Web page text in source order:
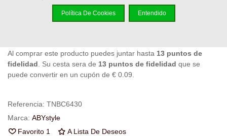
Añadir Al Carrito
Al comprar este producto puedes juntar hasta 13 puntos de
fidelidad . Su cesta sera de 13 puntos de fidelidad que se
puede convertir en un cupón de € 0.09
Referencia: TNBC6430
Marca: ABYstyle
Favorito 1 A Lista De Deseos
Política De Cookies Entendido